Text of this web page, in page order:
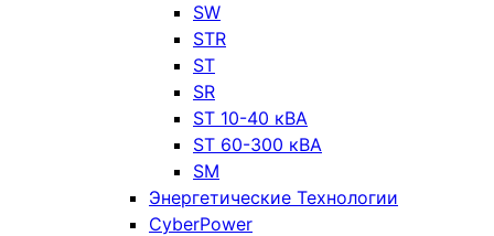
SW
STR
ST
SR
ST 10-40 кВА
ST 60-300 кВА
SM
Энергетические Технологии
CyberPower